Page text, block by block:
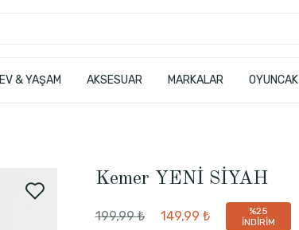
EV & YAŞAM AKSESUAR MARKALAR OYUNCAK
Kemer YENİ SİYAH
199,99 ₺ 149,99 ₺
%25
İNDİRİM